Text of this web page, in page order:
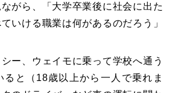
がら、「大学卒業後に社会に出た
いける職業は何があるのだろう」
ー、ウェイモに乗って学校へ通う
ると（18歳以上から一人で乗れま